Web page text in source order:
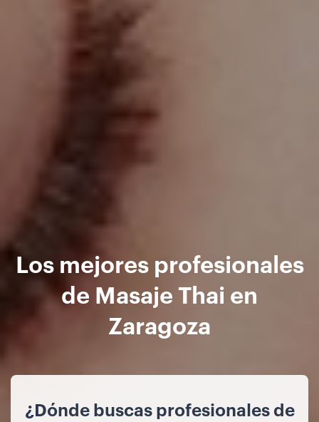
Los mejores profesionales
de Masaje Thai en
Zaragoza
¿Dónde buscas profesionales de